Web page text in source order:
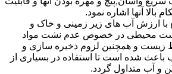
بالا آنها اشاره نمود.
با ارزش آب های زیر زمینی و خاک و
محیطی در خصوص عدم نشت مواد
زیست و همچنین لزوم ذخیره سازی و
آب باعث شده است تا استفاده در بسیاری از
و آب متداول گردد.